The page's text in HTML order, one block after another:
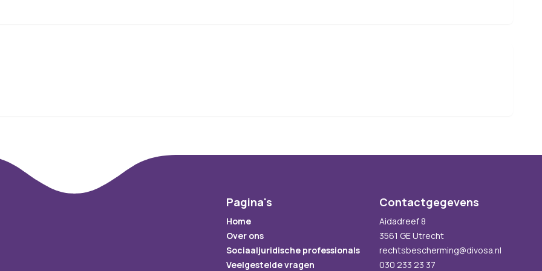
Pagina's
Home
Over ons
Sociaaljuridische professionals
Veelgestelde vragen
Contactgegevens
Aidadreef 8
3561 GE Utrecht
rechtsbescherming@divosa.nl
030 233 23 37